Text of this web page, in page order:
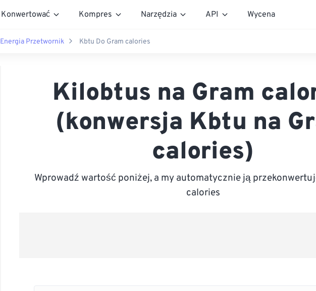
Konwertować Kompres Narzędzia API Wycena
Energia Przetwornik Kbtu Do Gram calories
Kilobtus na Gram
(konwersja Kbtu na
calories)
Wprowadź wartość poniżej, a my automatycznie ją
calories